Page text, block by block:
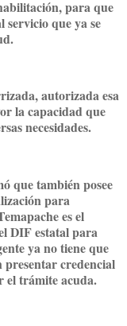
para que
servicio que ya se
autorizada esa
la capacidad que
necesidades.
que también posee
para
es el
DIF estatal para
ya no tiene que
presentar credencial
el trámite acuda.